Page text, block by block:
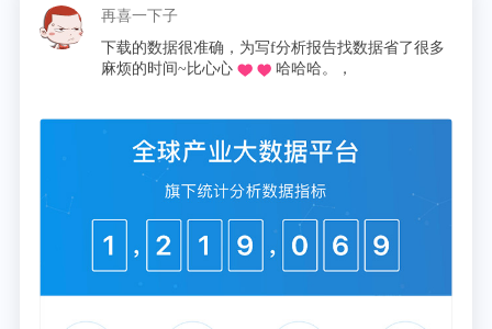
注：图源自张雪峰微博评论区
“花200万去天津买房”
喜一下子
载的数据很准确，为写f分析报告找数据省了很多
烦的时间~比心心
哈哈哈。，
同学推荐的o